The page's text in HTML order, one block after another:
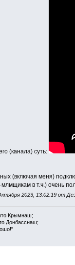
(канала) суть:
(включая меня)
в т.ч.) очень
2023, 13:02:19 от
Крымнаш;
Донбасснаш;